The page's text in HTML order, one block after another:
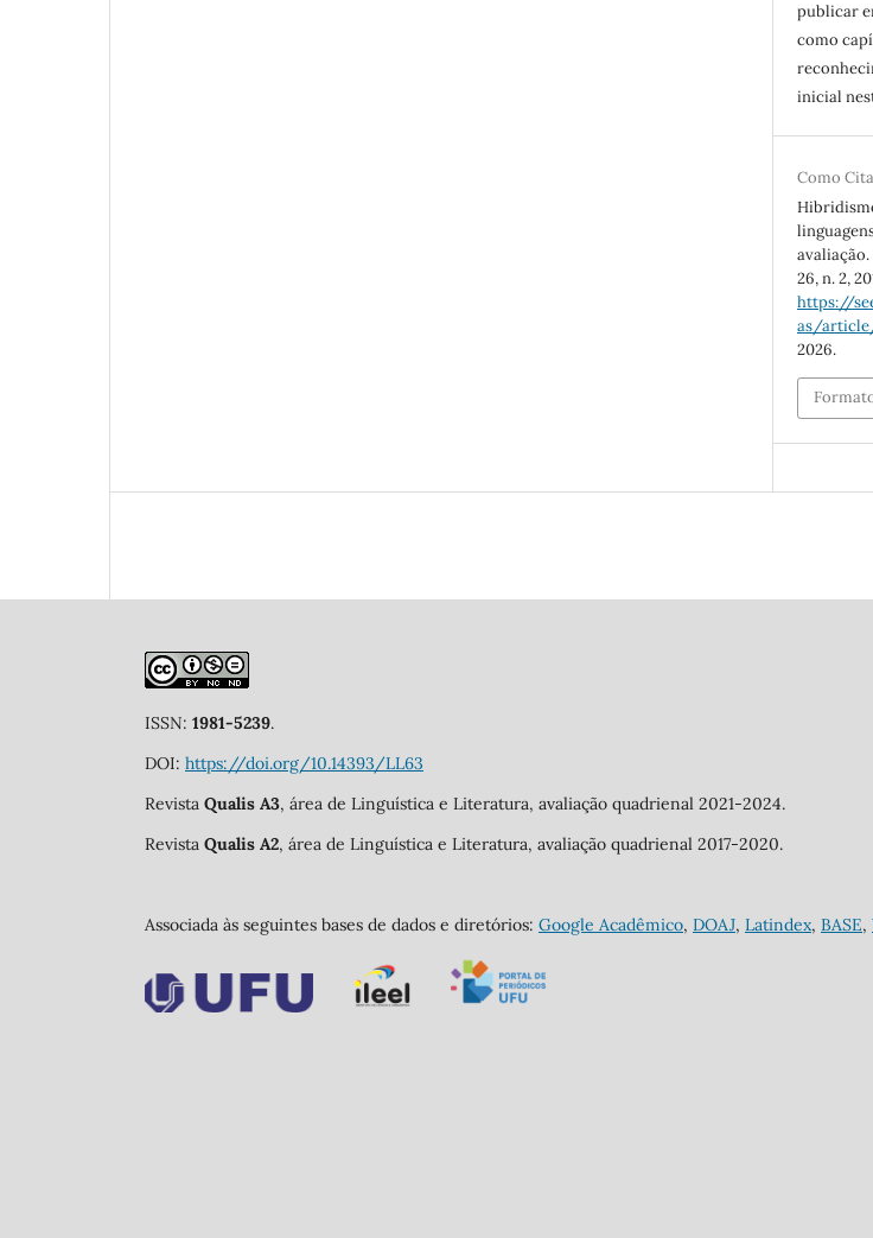
publicar
como
inicial
Como
avaliação.
26, n. 2,
https://
as/
2026.
ISSN: 1981-5239.
DOI: https://doi.org/10.14393/LL63
Revista Qualis A3, área de Linguística e Literatura, avaliação quadrienal 2021-2024.
Revista Qualis A2, área de Linguística e Literatura, avaliação quadrienal 2017-2020.
Associada às seguintes bases de dados e diretórios: Google Acadêmico, DOAJ, Latindex, BASE,